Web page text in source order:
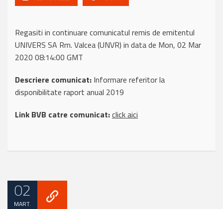
Regasiti in continuare comunicatul remis de emitentul
UNIVERS SA Rm. Valcea (UNVR) in data de Mon, 02 Mar
2020 08:14:00 GMT
Descriere comunicat: Informare referitor la
disponibilitate raport anual 2019
Link BVB catre comunicat:click aici
02
MART.